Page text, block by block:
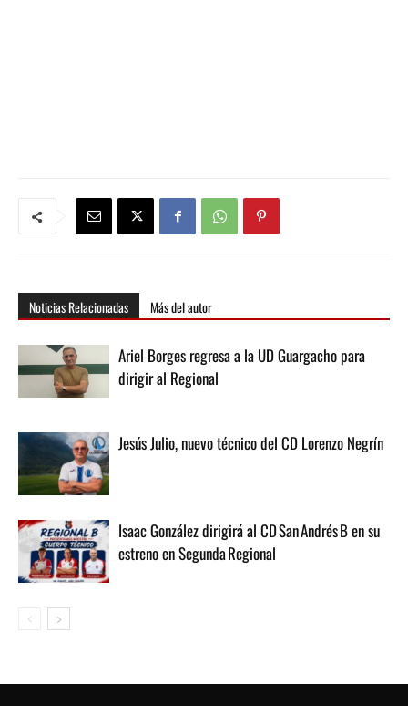
Noticias Relacionadas Más del autor
Ariel Borges regresa a la UD Guargacho para
dirigir al Regional
Jesús Julio, nuevo técnico del CD Lorenzo Negrín
Isaac González dirigirá al CD San Andrés B en su
estreno en Segunda Regional